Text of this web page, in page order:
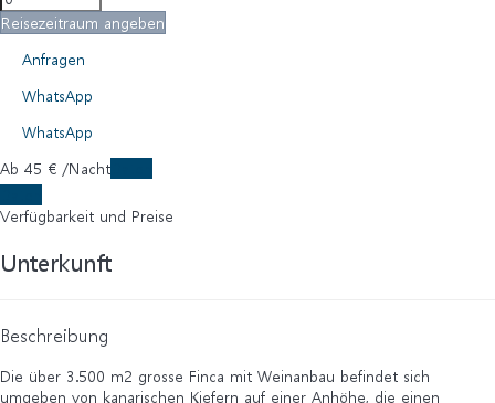
Reisezeitraum angeben
Anfragen
WhatsApp
WhatsApp
Ab 45 € /Nacht
Verfügbarkeit und Preise
Unterkunft
Beschreibung
Die über 3.500 m2 grosse Finca mit Weinanbau befindet sich
umgeben von kanarischen Kiefern auf einer Anhöhe, die einen